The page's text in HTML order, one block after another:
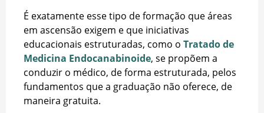
É exatamente esse tipo de formação que áreas
em ascensão exigem e que iniciativas
educacionais estruturadas, como o Tratado de
Medicina Endocanabinoide, se propõem a
conduzir o médico, de forma estruturada, pelos
fundamentos que a graduação não oferece, de
maneira gratuita.